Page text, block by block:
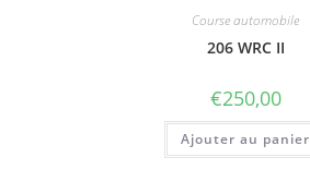
Course automobile
206 WRC II
€250,00
Ajouter au panier